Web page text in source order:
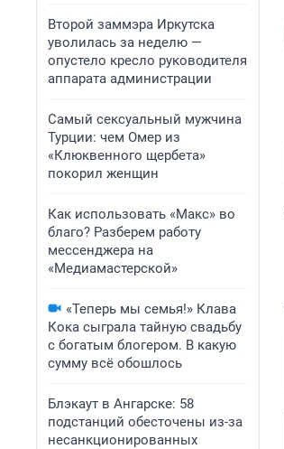
Второй заммэра Иркутска
уволилась за неделю —
опустело кресло руководителя
аппарата администрации
Самый сексуальный мужчина
Турции: чем Омер из
«Клюквенного щербета»
покорил женщин
Как использовать «Макс» во
благо? Разберем работу
мессенджера на
«Медиамастерской»
«Теперь мы семья!» Клава
Кока сыграла тайную свадьбу
с богатым блогером. В какую
сумму всё обошлось
Блэкаут в Ангарске: 58
подстанций обесточены из-за
несанкционированных